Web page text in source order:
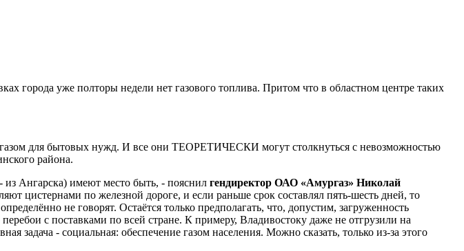
города уже полторы недели нет газового топлива. Притом что в областном центре таких
газом для бытовых нужд. И все они ТЕОРЕТИЧЕСКИ могут столкнуться с невозможностью
района.
Ангарска) имеют место быть, - пояснил гендиректор ОАО «Амургаз» Николай
цистернами по железной дороге, и если раньше срок составлял пять-шесть дней, то
не говорят. Остаётся только предполагать, что, допустим, загруженность
с поставками по всей стране. К примеру, Владивостоку даже не отгрузили на
задача - социальная: обеспечение газом населения. Можно сказать, только из-за этого